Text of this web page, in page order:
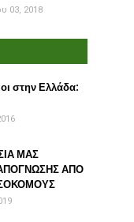
03, 2018
στην Ελλάδα:
ΜΑΣ
ΑΠΟ